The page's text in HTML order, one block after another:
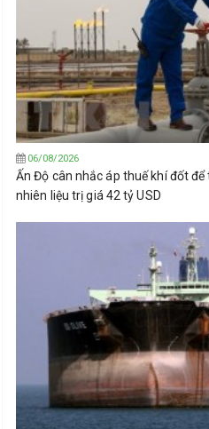
06/08/2026
Ấn Độ cân nhắc áp thuế khí đốt
nhiên liệu trị giá 42 tỷ USD